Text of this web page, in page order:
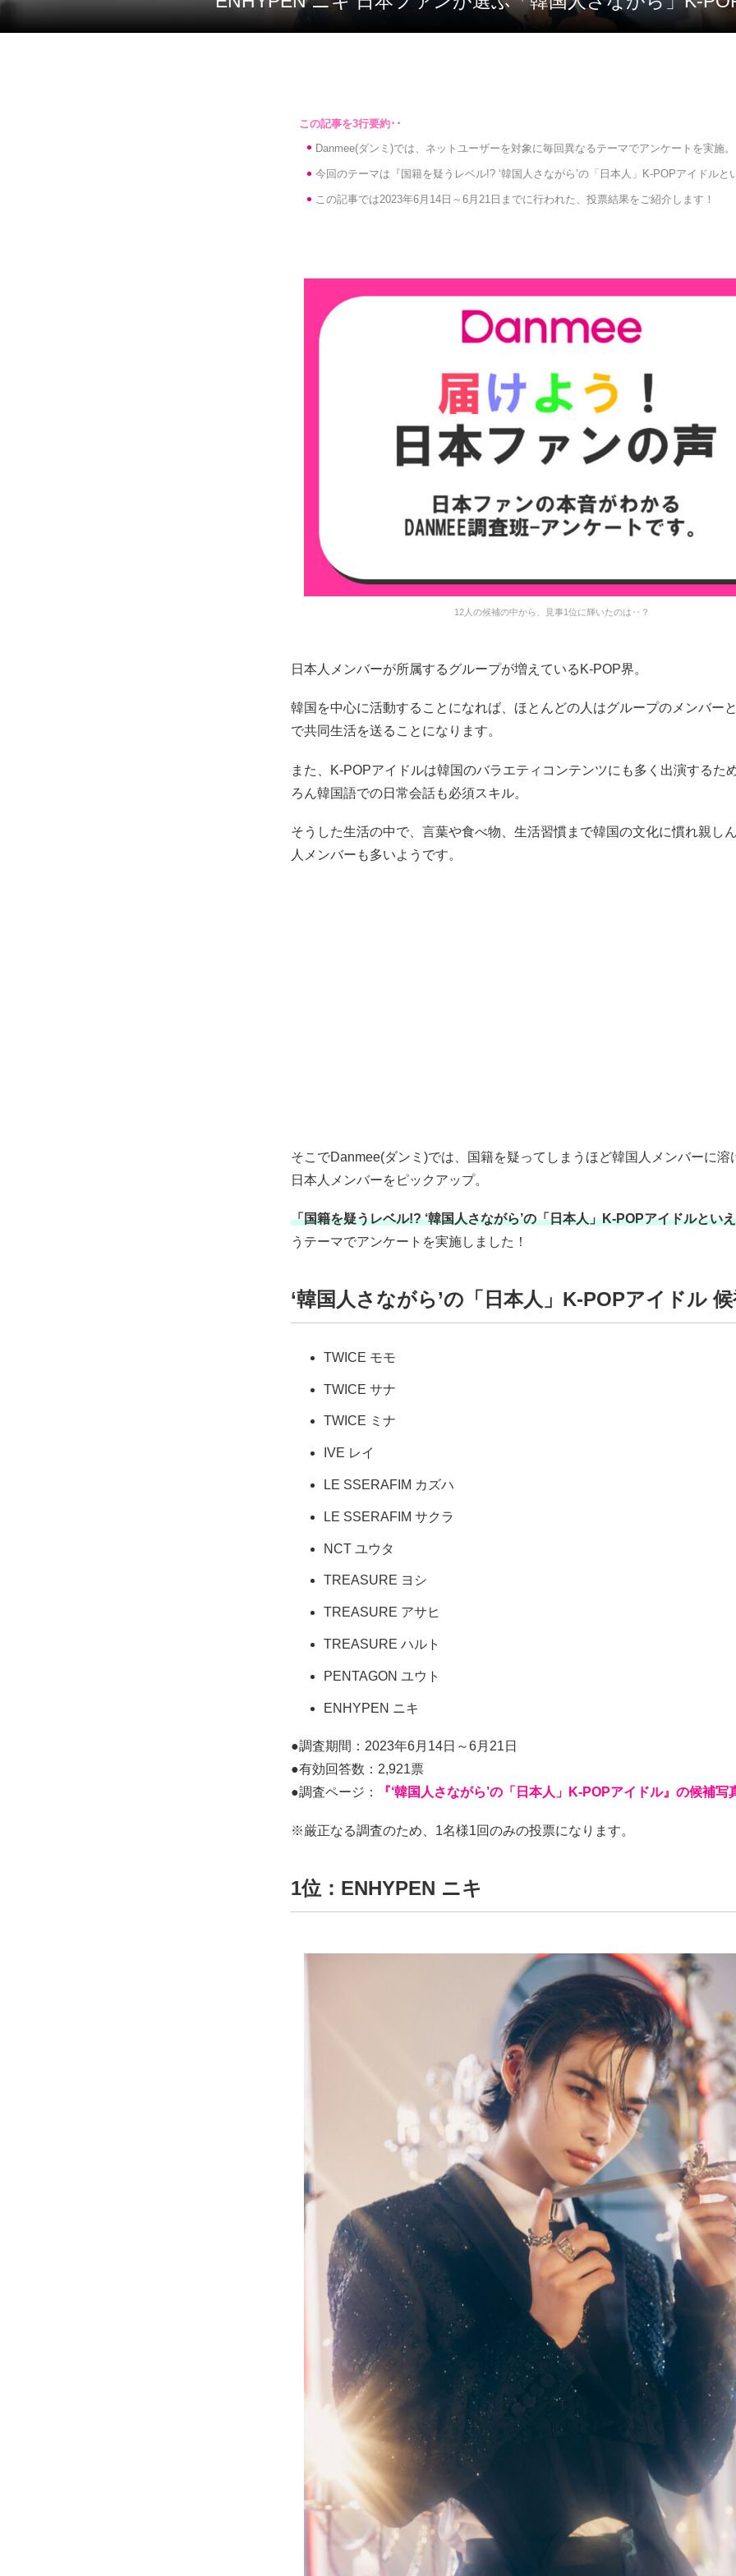
Danmee(ダンミ)では、ネットユーザーを対象に毎回異なるテーマでアンケートを実施。
今回のテーマは『国籍を疑うレベル!? ‘韓国人さながら’の「日本人」K-POPアイドルと
この記事では2023年6月14日～6月21日までに行われた、投票結果をご紹介します！
12人の候補の中から、見事1位に輝いたのは‥？
日本人メンバーが所属するグループが増えているK-POP界。
韓国を中心に活動することになれば、ほとんどの人はグループのメンバー
で共同生活を送ることになります。
また、K-POPアイドルは韓国のバラエティコンテンツにも多く出演するた
ろん韓国語での日常会話も必須スキル。
そうした生活の中で、言葉や食べ物、生活習慣まで韓国の文化に慣れ親し
人メンバーも多いようです。
そこでDanmee(ダンミ)では、国籍を疑ってしまうほど韓国人メンバーに溶
日本人メンバーをピックアップ。
「国籍を疑うレベル!? ‘韓国人さながら’の「日本人」K-POPアイドルとい
うテーマでアンケートを実施しました！
‘韓国人さながら’の「日本人」K-POPアイドル
TWICE モモ
TWICE サナ
TWICE ミナ
IVE レイ
LE SSERAFIM カズハ
LE SSERAFIM サクラ
NCT ユウタ
TREASURE ヨシ
TREASURE アサヒ
TREASURE ハルト
PENTAGON ユウト
ENHYPEN ニキ
●調査期間：2023年6月14日～6月21日
●有効回答数：2,921票
●調査ページ：
『‘韓国人さながら’の「日本人」K-POPアイドル』の候補写
※厳正なる調査のため、1名様1回のみの投票になります。
1位：ENHYPEN ニキ